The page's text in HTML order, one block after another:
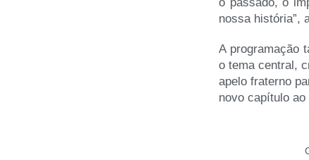
o passado, o
nossa história”,
A programação
o tema central,
apelo fraterno
novo capítulo